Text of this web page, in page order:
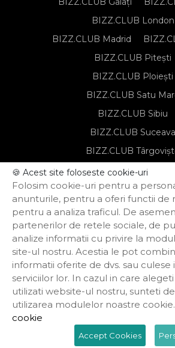
BIZZ.CLUB London
BIZZ.CLUB Madrid
BIZZ.CLUB Pitești
BIZZ.CLUB Ploiești
BIZZ.CLUB Satu
BIZZ.CLUB Sibiu
BIZZ.CLUB Suceava
BIZZ.CLUB
BIZZ.CLUB Târgu
BIZZ.CLUB
Notă de informare privind
datelor personale
Regulament de
participare
Politica de
Termeni și condiții
Politica privind funcționarea
Powered by
🍪 Acest site foloseste cookie-uri
Folosim cookie-uri pentru a
anunturile, pentru a oferi functii de
pentru a analiza traficul. De
partenerilor de retele sociale, de
analize informatii cu privire la
site-ul nostru. Acestia le pot
informatii oferite de dvs. sau culese
serviciilor lor. In cazul in care
utilizati website-ul nostru, sunteti
utilizarea modulelor noastre cookie.
cookie
Accept Cookies